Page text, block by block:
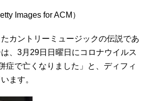
Images for ACM）
カントリーミュージックの伝説であ
、3月29日日曜日にコロナウイルス
症で亡くなりました」と、ディフィ
ます。